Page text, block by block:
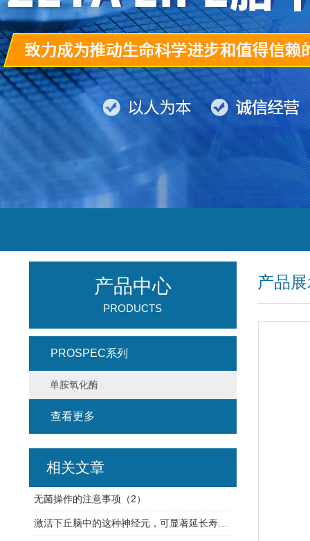
产品
产品中心
PRODUCTS
PROSPEC系列
单胺氧化酶
查看更多
相关文章
无菌操作的注意事项（2）